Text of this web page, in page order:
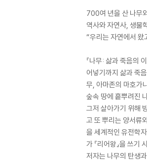
700여 년을 산 나무
역사와 자연사, 생물
“우리는 자연에서
『나무: 삶과 죽음의
어넣기까지 삶과 죽
무, 아마존의 마호가
숲속 땅에 흩뿌려진
그저 살아가기 위해
고 또 뿌리는 양서류
을 세계적인 유전학
가 『리어왕』을 쓰
저자는 나무의 탄생